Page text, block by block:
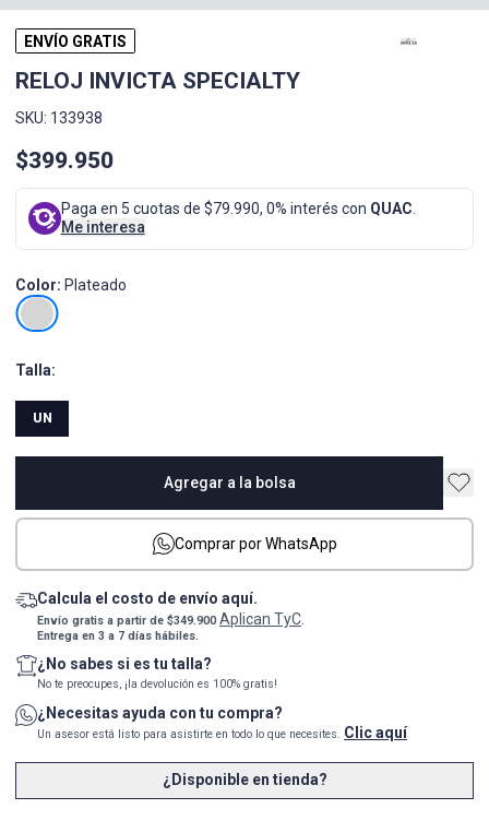
ENVÍO GRATIS
RELOJ INVICTA SPECIALTY
SKU: 133938
$399.950
Paga en 5 cuotas de $79.990, 0% interés con QUAC
Me interesa
Color: Plateado
Talla:
UN
Agregar a la bolsa
Comprar por WhatsApp
Calcula el costo de envío aquí.
Envío gratis a partir de $349.900Aplican TyC.
Entrega en 3 a 7 días hábiles.
¿No sabes si es tu talla?
No te preocupes, ¡la devolución es 100% gratis!
¿Necesitas ayuda con tu compra?
Un asesor está listo para asistirte en todo lo que necesites. Clic aquí
¿Disponible en tienda?